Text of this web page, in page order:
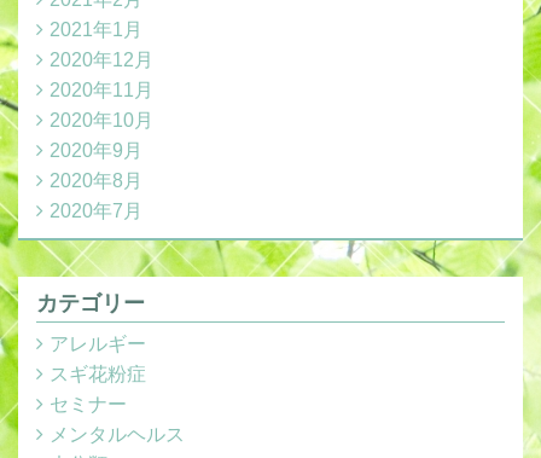
2021年1月
2020年12月
2020年11月
2020年10月
2020年9月
2020年8月
2020年7月
カテゴリー
アレルギー
スギ花粉症
セミナー
メンタルヘルス